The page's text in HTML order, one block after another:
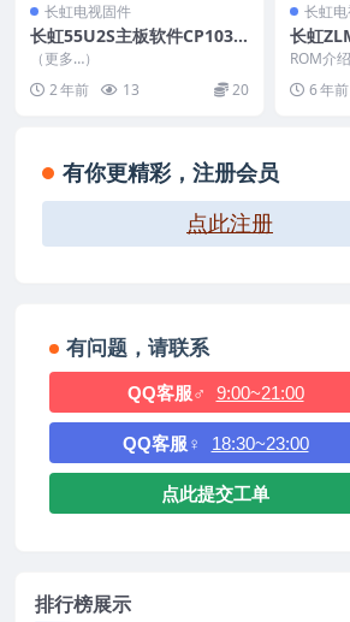
长虹电视固件
长虹55U2S主板软件CP1039
83_T.MT5508.U801_ATV_DT
MB_AP_55U2S_4K_HV550Q
UB_B10_MANGO_4GB_DD_
（更多…）
2 年前
13 20
长虹
长虹
本USB
ROM介
件版本
有...6 年前
有你更精彩，注册会员
点此注册
有问题，请联系
QQ客服♂ 9:00~21:00
QQ客服♀ 18:30~23:00
点此提交工单
排行榜展示